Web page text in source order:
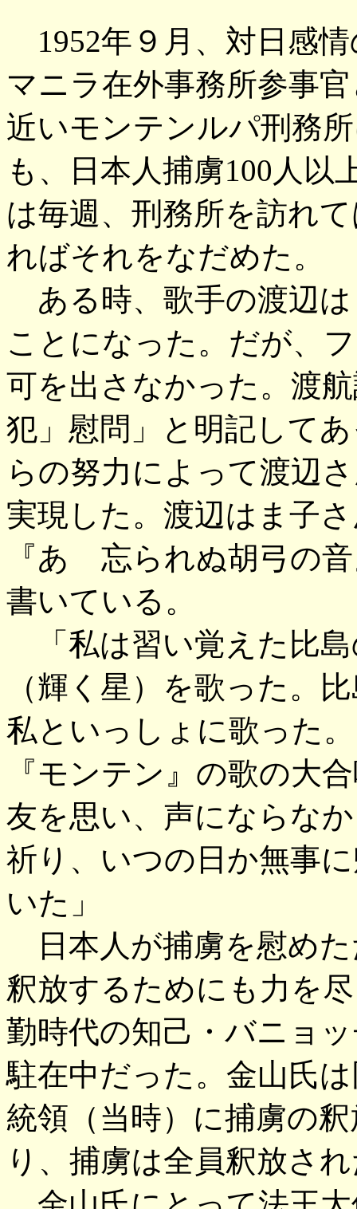
1952年９月、対日感
マニラ在外事務所参事
近いモンテンルパ刑務
も、日本人捕虜100人以
は毎週、刑務所を訪れ
ればそれをなだめた。
ある時、歌手の渡辺
ことになった。だが、
可を出さなかった。渡
犯」慰問」と明記して
らの努力によって渡辺
実現した。渡辺はま子
『あゝ忘られぬ胡弓の
書いている。
「私は習い覚えた比
（輝く星）を歌った。
私といっしょに歌った
『モンテン』の歌の大
友を思い、声にならな
祈り、いつの日か無事
いた」
日本人が捕虜を慰め
釈放するためにも力を
勤時代の知己・バニョ
駐在中だった。金山氏
統領（当時）に捕虜の
り、捕虜は全員釈放さ